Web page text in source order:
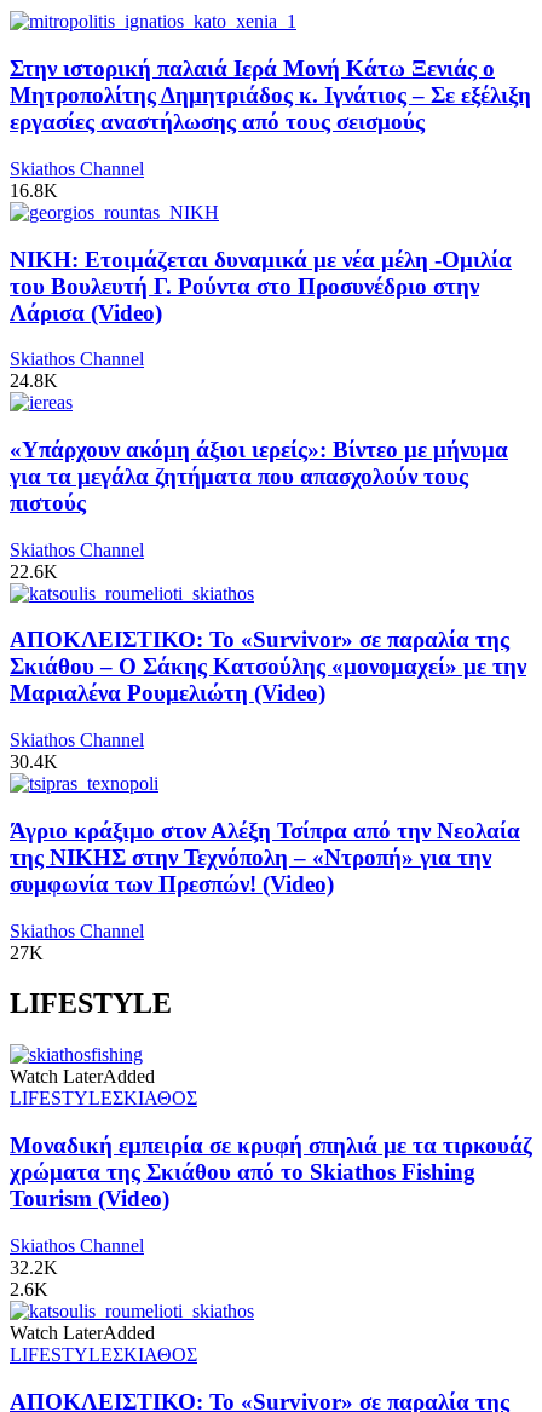
Στην ιστορική παλαιά Ιερά Μονή Κάτω Ξενιάς ο
Μητροπολίτης Δημητριάδος κ. Ιγνάτιος – Σε εξέλιξη
εργασίες αναστήλωσης από τους σεισμούς
Skiathos Channel
16.8K
ΝΙΚΗ: Ετοιμάζεται δυναμικά με νέα μέλη -Ομιλία
του Βουλευτή Γ. Ρούντα στο Προσυνέδριο στην
Λάρισα (Video)
Skiathos Channel
24.8K
«Υπάρχουν ακόμη άξιοι ιερείς»: Βίντεο με μήνυμα
για τα μεγάλα ζητήματα που απασχολούν τους
πιστούς
Skiathos Channel
22.6K
ΑΠΟΚΛΕΙΣΤΙΚΟ: Το «Survivor» σε παραλία της
Σκιάθου – Ο Σάκης Κατσούλης «μονομαχεί» με την
Μαριαλένα Ρουμελιώτη (Video)
Skiathos Channel
30.4K
Άγριο κράξιμο στον Αλέξη Τσίπρα από την Νεολαία
της ΝΙΚΗΣ στην Τεχνόπολη – «Ντροπή» για την
συμφωνία των Πρεσπών! (Video)
Skiathos Channel
27K
LIFESTYLE
Watch LaterAdded
LIFESTYLEΣΚΙΑΘΟΣ
Μοναδική εμπειρία σε κρυφή σπηλιά με τα τιρκουάζ
χρώματα της Σκιάθου από το Skiathos Fishing
Tourism (Video)
Skiathos Channel
32.2K
2.6K
Watch LaterAdded
LIFESTYLEΣΚΙΑΘΟΣ
ΑΠΟΚΛΕΙΣΤΙΚΟ: Το «Survivor» σε παραλία της